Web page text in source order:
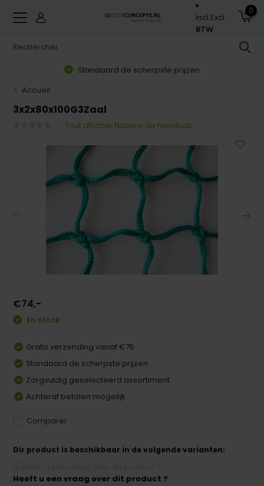
Incl.Excl.
BTW
0
Standaard de scherpste prijzen
Accueil
3x2x80x100G3Zaal
Tout afficher Notions de handball
€74,-
En stock:
Gratis verzending vanaf €75
Standaard de scherpste prijzen
Zorgvuldig geselecteerd assortiment
Achteraf betalen mogelijk
Comparer
Dir product is beschikbaar in de volgende varianten:
Heeft u een vraag over dit product ?